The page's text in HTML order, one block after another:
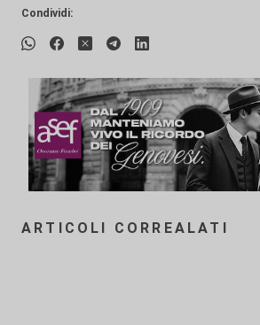
Condividi:
ARTICOLI CORREALATI